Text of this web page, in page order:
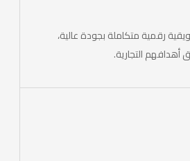
رقمية متكاملة بجودة عالية،
التجارية.